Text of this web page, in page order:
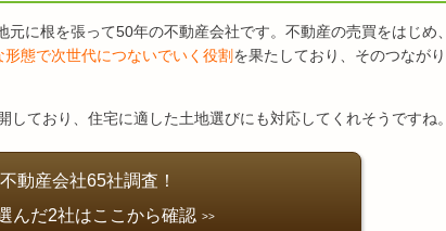
元に根を張って50年の不動産会社です。不動産の売買をはじめ
態で次世代につないでいく役割 を果たしており、そのつながり
しており、住宅に適した土地選びにも対応してくれそうですね
動産会社65社調査！
んだ2社はここから確認